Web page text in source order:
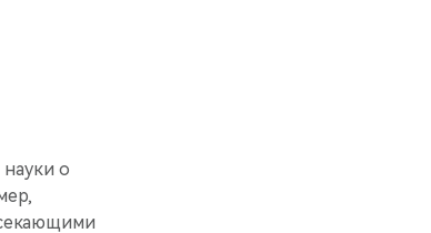
о